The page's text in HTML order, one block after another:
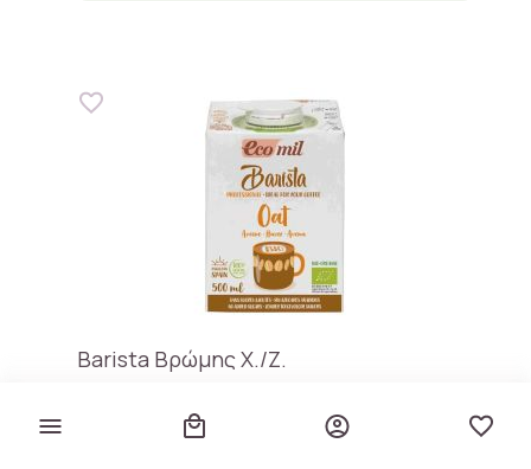
Barista Βρώμης Χ./Ζ.